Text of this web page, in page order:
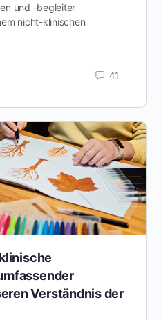
und -begleiter
nicht-klinischen
41
Verständnis der